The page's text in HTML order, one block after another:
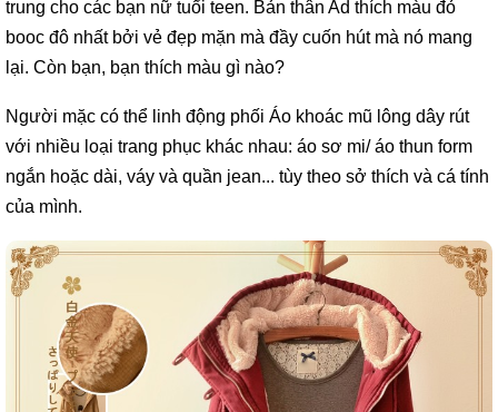
trung cho các bạn nữ tuổi teen. Bản thân Ad thích màu đỏ
booc đô nhất bởi vẻ đẹp mặn mà đầy cuốn hút mà nó mang
lại. Còn bạn, bạn thích màu gì nào?
Người mặc có thể linh động phối Áo khoác mũ lông dây rút
với nhiều loại trang phục khác nhau: áo sơ mi/ áo thun form
ngắn hoặc dài, váy và quần jean... tùy theo sở thích và cá tính
của mình.